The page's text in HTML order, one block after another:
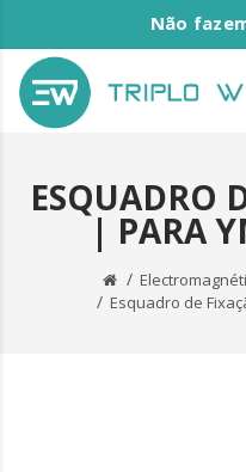
Não
ESQUADRO
| PARA
Esquadro de